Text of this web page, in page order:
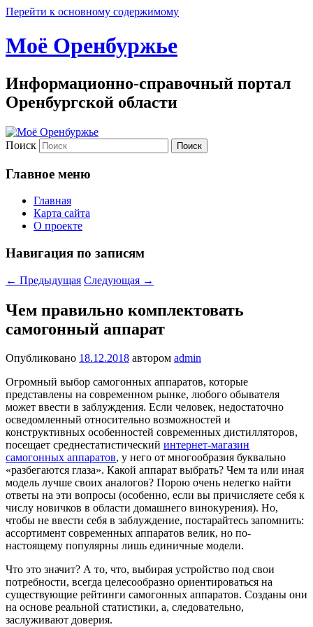
Перейти к основному содержимому
Моё Оренбуржье
Информационно-справочный портал
Оренбургской области
Поиск
Главное меню
Главная
Карта сайта
О проекте
Навигация по записям
← Предыдущая Следующая →
Чем правильно комплектовать
самогонный аппарат
Опубликовано 18.12.2018 автором admin
Огромный выбор самогонных аппаратов, которые
представлены на современном рынке, любого обывателя
может ввести в заблуждения. Если человек, недостаточно
осведомленный относительно возможностей и
конструктивных особенностей современных дистилляторов,
посещает среднестатистический интернет-магазин
самогонных аппаратов, у него от многообразия буквально
«разбегаются глаза». Какой аппарат выбрать? Чем та или иная
модель лучше своих аналогов? Порою очень нелегко найти
ответы на эти вопросы (особенно, если вы причисляете себя к
числу новичков в области домашнего винокурения). Но,
чтобы не ввести себя в заблуждение, постарайтесь запомнить:
ассортимент современных аппаратов велик, но по-
настоящему популярны лишь единичные модели.
Что это значит? А то, что, выбирая устройство под свои
потребности, всегда целесообразно ориентироваться на
существующие рейтинги самогонных аппаратов. Созданы они
на основе реальной статистики, а, следовательно,
заслуживают доверия.